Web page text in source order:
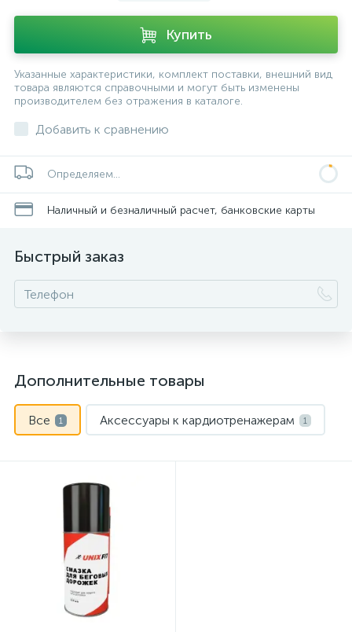
Купить
Указанные характеристики, комплект поставки, внешний вид
товара являются справочными и могут быть изменены
производителем без отражения в каталоге.
Добавить к сравнению
Определяем...
Наличный и безналичный расчет, банковские карты
Быстрый заказ
Дополнительные товары
Все 1 Аксессуары к кардиотренажерам 1